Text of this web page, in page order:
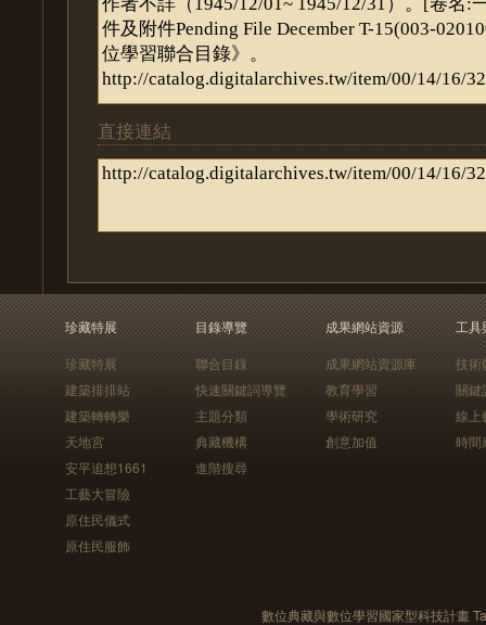
直接連結
珍藏特展
珍藏特展
建築排排站
建築轉轉樂
天地宮
安平追想1661
工藝大冒險
原住民儀式
原住民服飾
目錄導覽
聯合目錄
快速關鍵詞導覽
主題分類
典藏機構
進階搜尋
成果網站資源
成果網站資源庫
教育學習
學術研究
創意加值
工具
技術
關鍵
線上
時間
數位典藏與數位學習國家型科技計畫